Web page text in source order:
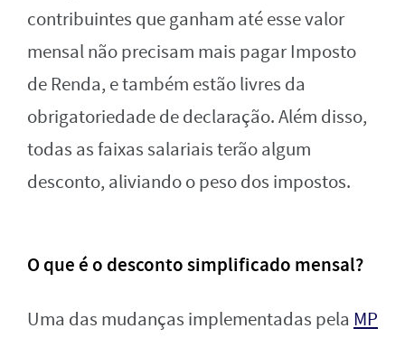
contribuintes que ganham até esse valor
mensal não precisam mais pagar Imposto
de Renda, e também estão livres da
obrigatoriedade de declaração. Além disso,
todas as faixas salariais terão algum
desconto, aliviando o peso dos impostos.
O que é o desconto simplificado mensal?
Uma das mudanças implementadas pela MP